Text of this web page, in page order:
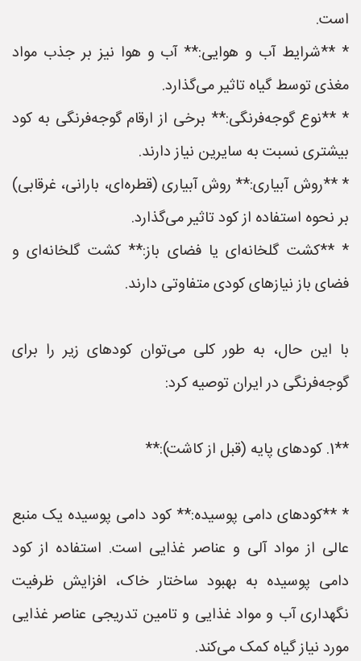
است.
* **شرایط آب و هوایی:** آب و هوا نیز بر جذب مواد
مغذی توسط گیاه تاثیر می‌گذارد.
* **نوع گوجه‌فرنگی:** برخی از ارقام گوجه‌فرنگی به کود
بیشتری نسبت به سایرین نیاز دارند.
* **روش آبیاری:** روش آبیاری (قطره‌ای، بارانی، غرقابی)
بر نحوه استفاده از کود تاثیر می‌گذارد.
* **کشت گلخانه‌ای یا فضای باز:** کشت گلخانه‌ای و
فضای باز نیازهای کودی متفاوتی دارند.
با این حال، به طور کلی می‌توان کودهای زیر را برای
گوجه‌فرنگی در ایران توصیه کرد:
**1. کودهای پایه (قبل از کاشت):**
* **کودهای دامی پوسیده:** کود دامی پوسیده یک منبع
عالی از مواد آلی و عناصر غذایی است. استفاده از کود
دامی پوسیده به بهبود ساختار خاک، افزایش ظرفیت
نگهداری آب و مواد غذایی و تامین تدریجی عناصر غذایی
مورد نیاز گیاه کمک می‌کند.